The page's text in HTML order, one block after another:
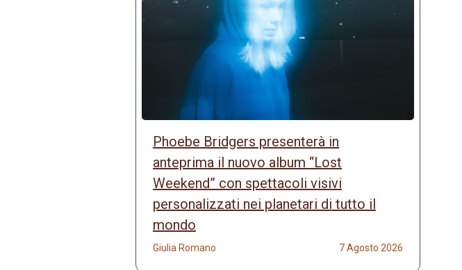
Phoebe Bridgers presenterà in
anteprima il nuovo album “Lost
Weekend” con spettacoli visivi
personalizzati nei planetari di tutto il
mondo
Giulia Romano 7 Agosto 2026